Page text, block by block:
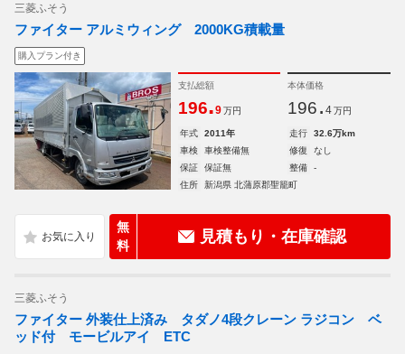
三菱ふそう
ファイター アルミウィング 2000KG積載量
購入プラン付き
支払総額
196.9 万円
本体価格
196. 4 万円
年式 2011年 走行
32.6万km
車検
車検整備無 修復
なし
保証
保証無 整備
-
住所
新潟県 北蒲原郡聖籠町
無
料
見積もり・在庫確認
三菱ふそう
ファイター 外装仕上済み タダノ4段クレーン ラジコン ベ
ッド付 モービルアイ ETC